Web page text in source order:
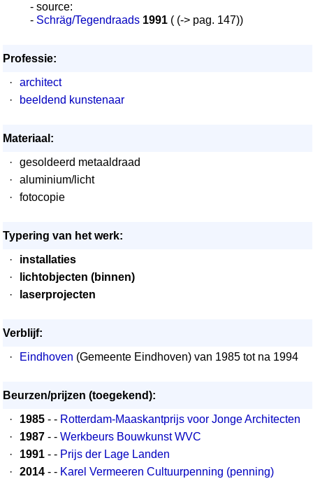
- source:
- Schräg/Tegendraads 1991 ( (-> pag. 147))
Professie:
·
architect
·
beeldend kunstenaar
Materiaal:
·
gesoldeerd metaaldraad
·
aluminium/licht
·
fotocopie
Typering van het werk:
·
installaties
·
lichtobjecten (binnen)
·
laserprojecten
Verblijf:
·
Eindhoven (Gemeente Eindhoven) van 1985 tot na 1994
Beurzen/prijzen (toegekend):
·
1985 - - Rotterdam-Maaskantprijs voor Jonge Architecten
·
1987 - - Werkbeurs Bouwkunst WVC
·
1991 - - Prijs der Lage Landen
·
2014 - - Karel Vermeeren Cultuurpenning (penning)